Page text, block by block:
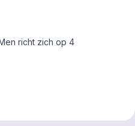
richt zich op 4